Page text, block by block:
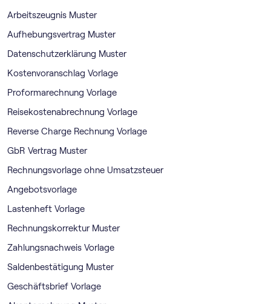
Arbeitszeugnis Muster
Aufhebungsvertrag Muster
Datenschutzerklärung Muster
Kostenvoranschlag Vorlage
Proformarechnung Vorlage
Reisekostenabrechnung Vorlage
Reverse Charge Rechnung Vorlage
GbR Vertrag Muster
Rechnungsvorlage ohne Umsatzsteuer
Angebotsvorlage
Lastenheft Vorlage
Rechnungskorrektur Muster
Zahlungsnachweis Vorlage
Saldenbestätigung Muster
Geschäftsbrief Vorlage